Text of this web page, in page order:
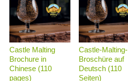
Castle Malting
Brochure in
Chinese (110
pages)
Castle-Malting-
Broschüre auf
Deutsch (110
Seiten)